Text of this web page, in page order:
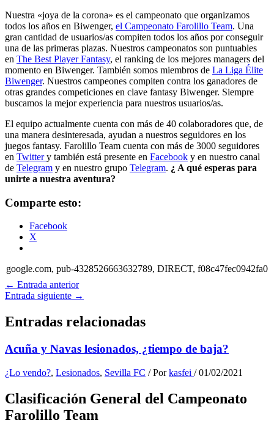
Nuestra «joya de la corona» es el campeonato que organizamos
todos los años en Biwenger, el Campeonato Farolillo Team. Una
gran cantidad de usuarios/as compiten todos los años por conseguir
una de las primeras plazas. Nuestros campeonatos son puntuables
en The Best Player Fantasy, el ranking de los mejores managers del
momento en Biwenger. También somos miembros de La Liga Élite
Biwenger. Nuestros campeones compiten contra los ganadores de
otras grandes competiciones en clave fantasy Biwenger. Siempre
buscamos la mejor experiencia para nuestros usuarios/as.
El equipo actualmente cuenta con más de 40 colaboradores que, de
una manera desinteresada, ayudan a nuestros seguidores en los
juegos fantasy. Farolillo Team cuenta con más de 3000 seguidores
en Twittery también está presente en Facebook y en nuestro canal
de Telegram y en nuestro grupo Telegram. ¿ A qué esperas para
unirte a nuestra aventura?
Comparte esto:
Facebook
X
google.com, pub-4328526663632789, DIRECT, f08c47fec0942fa0
← Entrada anterior
Entrada siguiente →
Entradas relacionadas
Acuña y Navas lesionados, ¿tiempo de baja?
¿Lo vendo?, Lesionados, Sevilla FC / Porkasfei /01/02/2021
Clasificación General del Campeonato
Farolillo Team